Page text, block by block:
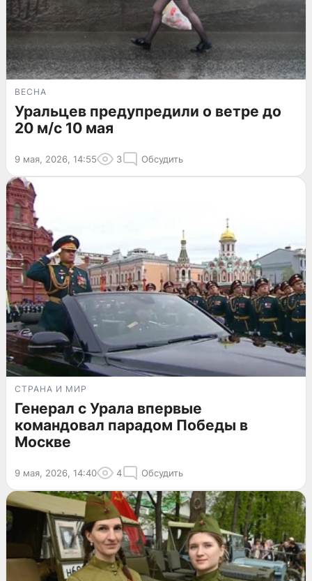
ВЕСНА
Уральцев предупредили о ветре до
20 м/с 10 мая
9 мая, 2026, 14:55 3 Обсудить
СТРАНА И МИР
Генерал с Урала впервые
командовал парадом Победы в
Москве
9 мая, 2026, 14:40 4 Обсудить